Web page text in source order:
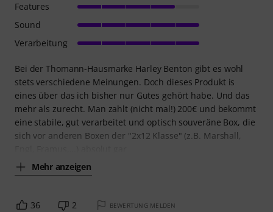
Bei der Thomann-Hausmarke Harley Benton gibt es wohl
stets verschiedene Meinungen. Doch dieses Produkt is
eines über das ich bisher nur Gutes gehört habe. Und das
mehr als zurecht. Man zahlt (nicht mal!) 200€ und bekommt
eine stabile, gut verarbeitet und optisch souveräne Box, die
sich vor anderen Boxen der "2x12 Klasse" (z.B. Marshall,
Mehr anzeigen
Features
Sound
Verarbeitung
36 2 BEWERTUNG MELDEN